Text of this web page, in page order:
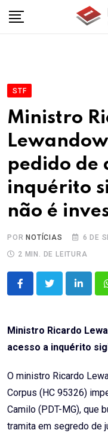
STF
Ministro
pedido de
inquérito
não é
POR NOTÍCIAS
6 DE
2 MIN. DE LEITURA
Ministro Ricardo
acesso a inquérito
O ministro Ricardo
Corpus (HC 95326)
Camilo (PDT-MG), que
tramita em segredo de